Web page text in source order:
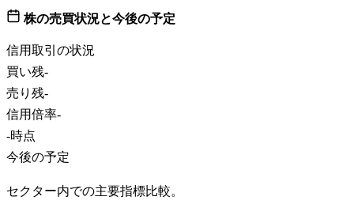
株の売買状況と今後の予定
信用取引の状況
買い残-
売り残-
信用倍率-
-時点
今後の予定
セクター内での主要指標比較。